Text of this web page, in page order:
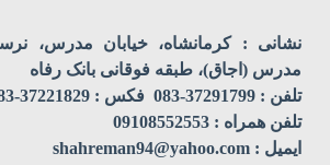
نشانی : کرمانشاه، خیابان مدرس،
مدرس (اجاق)، طبقه فوقانی بانک رفاه
تلفن : 37291799-083 فکس : 37221829-083
تلفن همراه : 09108552553
ایمیل : shahreman94@yahoo.com